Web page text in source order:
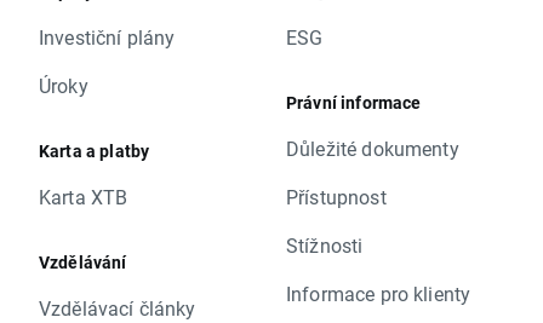
Investiční plány
Úroky
Karta a platby
Karta XTB
Vzdělávání
Vzdělávací články
ESG
Právní informace
Důležité dokumenty
Přístupnost
Stížnosti
Informace pro klienty